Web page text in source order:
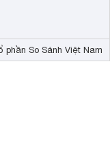
So Sánh Việt Nam